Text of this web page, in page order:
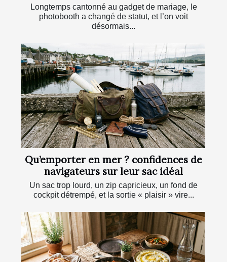
Longtemps cantonné au gadget de mariage, le
photobooth a changé de statut, et l’on voit
désormais...
Qu’emporter en mer ? confidences de
navigateurs sur leur sac idéal
Un sac trop lourd, un zip capricieux, un fond de
cockpit détrempé, et la sortie « plaisir » vire...